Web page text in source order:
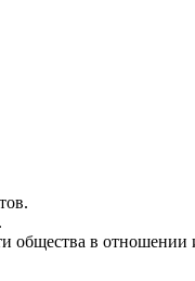
общества в отношении